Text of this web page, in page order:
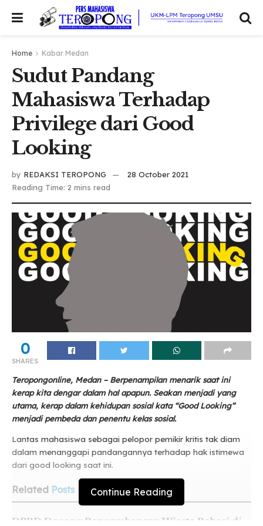
Home Kabar Medan
Sudut Pandang
Mahasiswa Terhadap
Privilege dari Good
Looking
by REDAKSI TEROPONG
28 October 2021
Reading Time: 2 mins read
0
SHARES
Teropongonline, Medan – Berpenampilan menarik saat ini
kerap kita dengar dalam hal apapun. Seakan menjadi yang
utama, kerap dalam kehidupan sosial kata “Good Looking”
menjadi pembeda dan penentu kelas sosial.
Lantas mahasiswa sebagai pelopor pemikir kritis tak diam
dalam menanggapi pandangannya terhadap hak istimewa
dari good looking saat ini.
Related Posts
DPRD Dorong Pengembangan Wisata Bahari di
Continue Reading